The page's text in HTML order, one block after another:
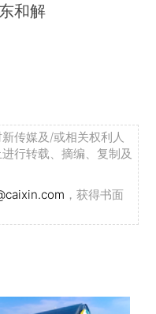
和解
传媒及/或相关权利人
行转载、摘编、复制及
，获得书面